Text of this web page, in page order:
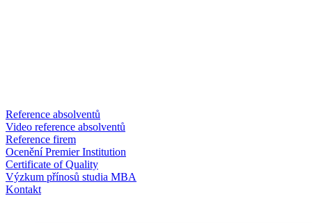
Reference absolventů
Video reference absolventů
Reference firem
Ocenění Premier Institution
Certificate of Quality
Výzkum přínosů studia MBA
Kontakt